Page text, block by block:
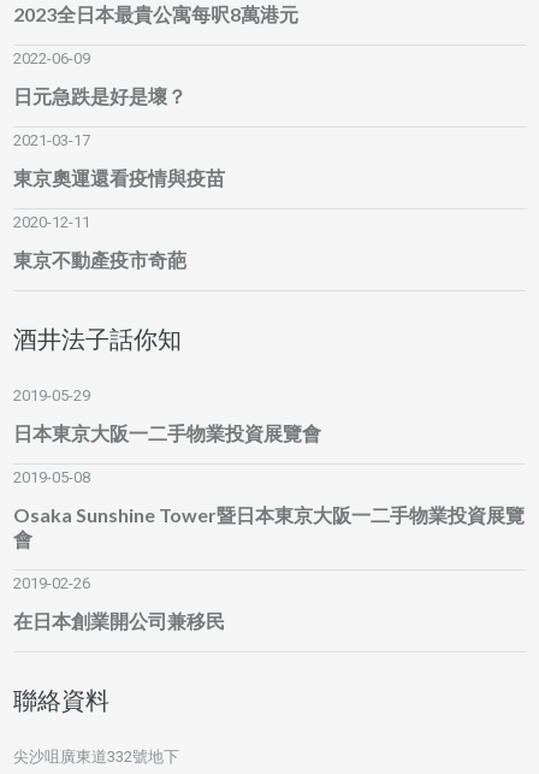
2023全日本最貴公寓每呎8萬港元
2022-06-09
日元急跌是好是壞？
2021-03-17
東京奧運還看疫情與疫苗
2020-12-11
東京不動產疫市奇葩
酒井法子話你知
2019-05-29
日本東京大阪一二手物業投資展覽會
2019-05-08
Osaka Sunshine Tower暨日本東京大阪一二手物業投資展覽
會
2019-02-26
在日本創業開公司兼移民
聯絡資料
尖沙咀廣東道332號地下